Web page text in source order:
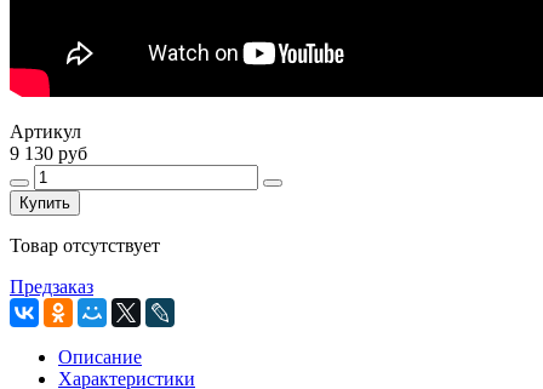
Артикул
9 130 руб
Купить
Товар отсутствует
Предзаказ
Описание
Характеристики